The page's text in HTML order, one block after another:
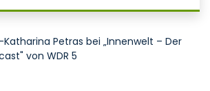
Petras bei „Innenwelt – Der
von WDR 5